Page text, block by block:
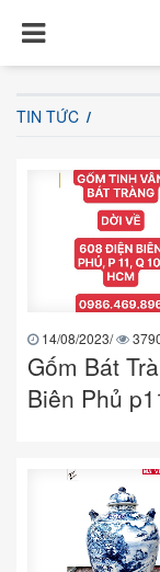
TIN TỨC
14/08/2023/
Gốm Bát
Biên Phủ